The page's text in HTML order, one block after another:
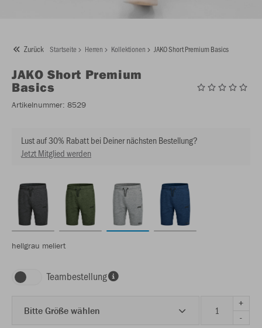
Zurück Startseite Herren Kollektionen JAKO Short Premium Basics
JAKO Short Premium
Basics
Artikelnummer: 8529
Lust auf 30% Rabatt bei Deiner nächsten Bestellung?
Jetzt Mitglied werden
hellgrau meliert
Teambestellung
Bitte Größe wählen
+
-